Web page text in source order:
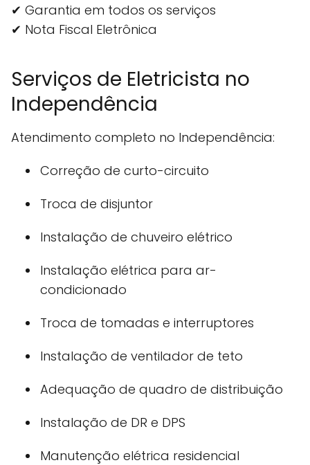
✔ Garantia em todos os serviços
✔ Nota Fiscal Eletrônica
Serviços de Eletricista no
Independência
Atendimento completo no Independência:
Correção de curto-circuito
Troca de disjuntor
Instalação de chuveiro elétrico
Instalação elétrica para ar-
condicionado
Troca de tomadas e interruptores
Instalação de ventilador de teto
Adequação de quadro de distribuição
Instalação de DR e DPS
Manutenção elétrica residencial